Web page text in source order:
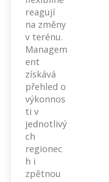
reagují
na změny
v terénu.
Managem
ent
získává
přehled o
výkonnos
ti v
jednotlivý
ch
regionec
h i
zpětnou